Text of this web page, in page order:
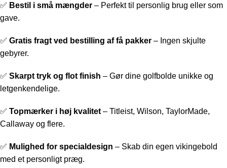
✅ Bestil i små mængder – Perfekt til personlig brug eller som
gave.
✅ Gratis fragt ved bestilling af få pakker – Ingen skjulte
gebyrer.
✅ Skarpt tryk og flot finish – Gør dine golfbolde unikke og
letgenkendelige.
✅ Topmærker i høj kvalitet – Titleist, Wilson, TaylorMade,
Callaway og flere.
✅ Mulighed for specialdesign – Skab din egen vikingebold
med et personligt præg.